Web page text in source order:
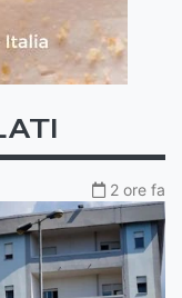
2 ore fa